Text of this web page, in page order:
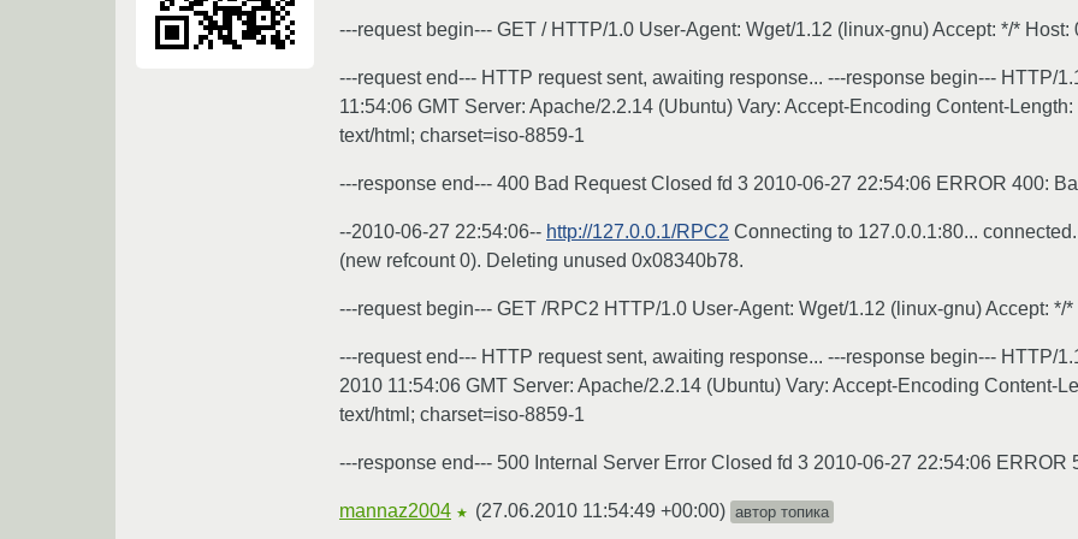
---request begin--- GET / HTTP/1.0 User-Agent: Wget/1.12 (linux-gnu) Accept: */*
---request end--- HTTP request sent, awaiting response... ---response begin--- HTTP/
11:54:06 GMT Server: Apache/2.2.14 (Ubuntu) Vary: Accept-Encoding Content-
text/html; charset=iso-8859-1
---response end--- 400 Bad Request Closed fd 3 2010-06-27 22:54:06 ERROR 400:
--2010-06-27 22:54:06-- http://127.0.0.1/RPC2 Connecting to 127.0.0.1:80...
(new refcount 0). Deleting unused 0x08340b78.
---request begin--- GET /RPC2 HTTP/1.0 User-Agent: Wget/1.12 (linux-gnu) Accept:
---request end--- HTTP request sent, awaiting response... ---response begin--- HTTP/
2010 11:54:06 GMT Server: Apache/2.2.14 (Ubuntu) Vary: Accept-Encoding Content-
text/html; charset=iso-8859-1
---response end--- 500 Internal Server Error Closed fd 3 2010-06-27 22:54:06 ERROR
mannaz2004 ★ (27.06.2010 11:54:49 +00:00) автор топика